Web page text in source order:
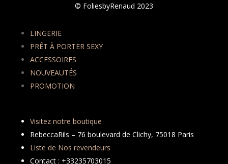
© FoliesbyRenaud 2023
LINGERIE
PRÊT À PORTER SEXY
ACCESSOIRES
NOUVEAUTÉS
PROMOTION
Visitez notre boutique
RebeccaRils – 76 boulevard de Clichy, 75018 Paris
Liste de Nos revendeurs
Contact : +33235703015